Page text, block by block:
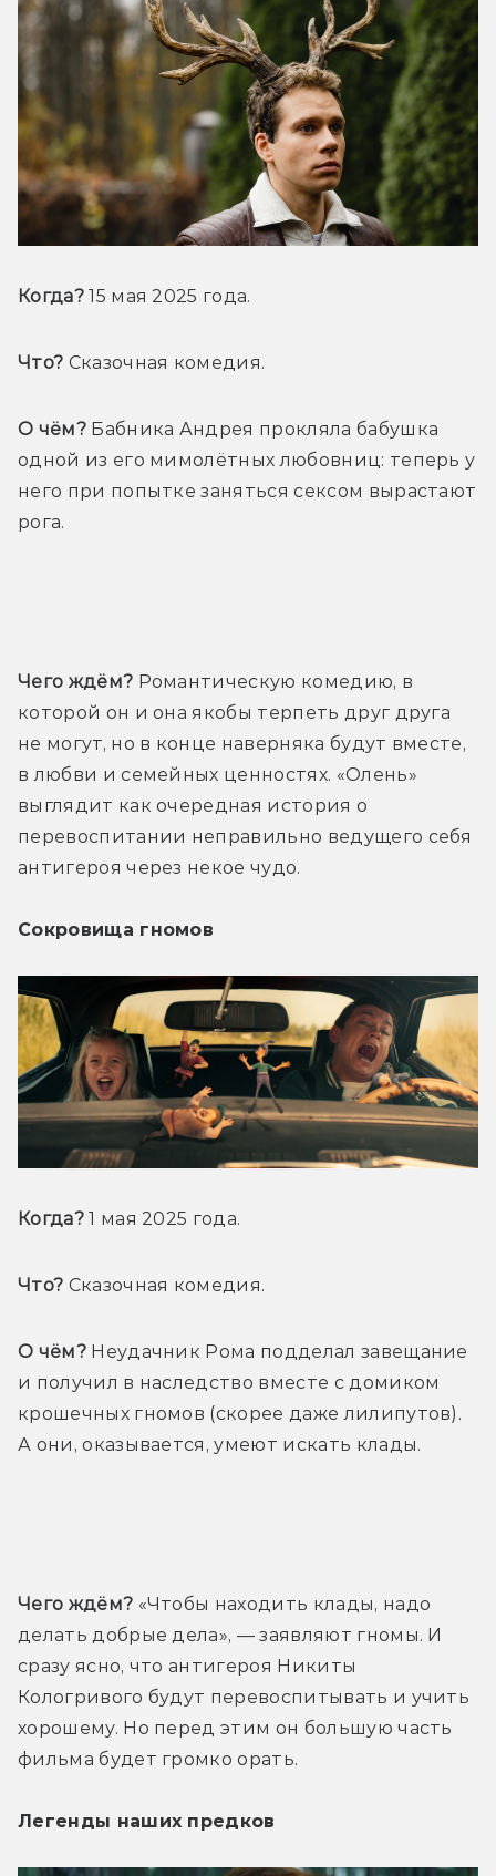
Когда? 15 мая 2025 года.
Что? Сказочная комедия.
О чём? Бабника Андрея прокляла бабушка
одной из его мимолётных любовниц: теперь у
него при попытке заняться сексом вырастают
рога.
Чего ждём? Романтическую комедию, в
которой он и она якобы терпеть друг друга
не могут, но в конце наверняка будут вместе,
в любви и семейных ценностях. «Олень»
выглядит как очередная история о
перевоспитании неправильно ведущего себя
антигероя через некое чудо.
Сокровища гномов
Когда? 1 мая 2025 года.
Что? Сказочная комедия.
О чём? Неудачник Рома подделал завещание
и получил в наследство вместе с домиком
крошечных гномов (скорее даже лилипутов).
А они, оказывается, умеют искать клады.
Чего ждём? «Чтобы находить клады, надо
делать добрые дела», — заявляют гномы. И
сразу ясно, что антигероя Никиты
Кологривого будут перевоспитывать и учить
хорошему. Но перед этим он большую часть
фильма будет громко орать.
Легенды наших предков